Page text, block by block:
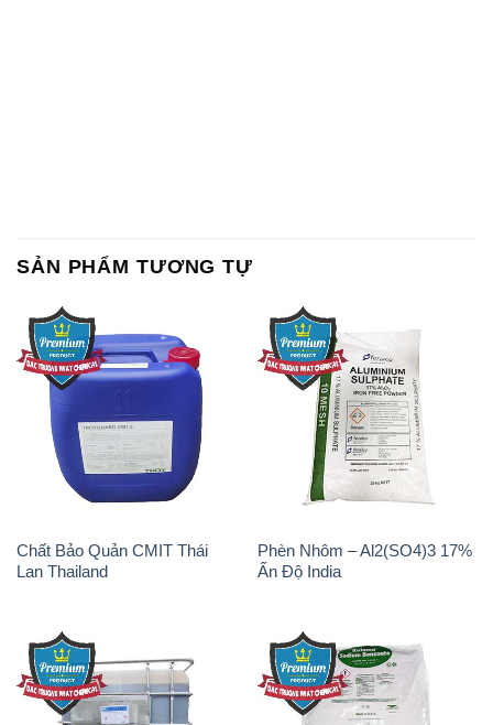
Chất Bảo Quản CMIT Thái
Lan Thailand
Phèn Nhôm – Al2(SO4)3 17%
Ấn Độ India